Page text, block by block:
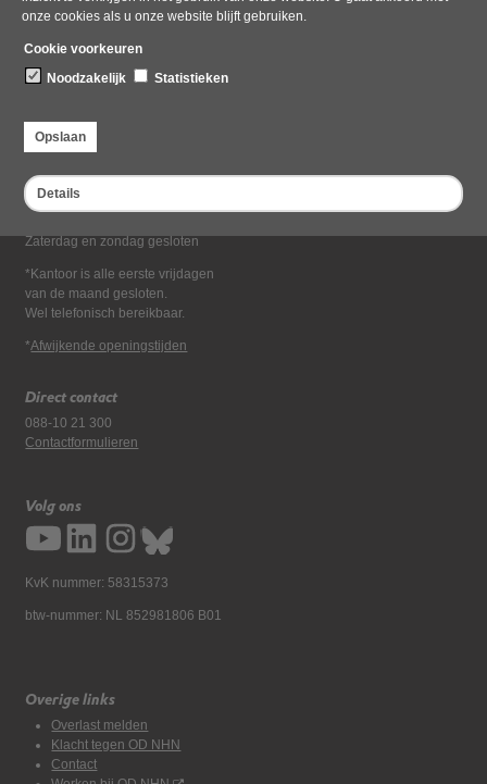
onze cookies als u onze website blijft gebruiken.
Cookie voorkeuren
Noodzakelijk
Statistieken
Opslaan
Details
Bezoekadres
Dampten 2, 1624 NR Hoorn
Postbus 2095, 1620 EB Hoorn
Openingstijden kantoor
Maandag tot en met vrijdag*
van 08:00 tot 16:30
Zaterdag en zondag gesloten
*Kantoor is alle eerste vrijdagen
van de maand gesloten.
Wel telefonisch bereikbaar.
*Afwijkende openingstijden
Direct contact
088-10 21 300
Contactformulieren
Volg ons
KvK nummer: 58315373
btw-nummer: NL 852981806 B01
Overige links
Overlast melden
Klacht tegen OD NHN
Contact